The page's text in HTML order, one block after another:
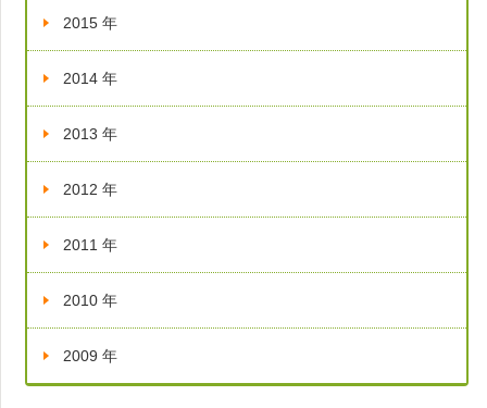
2015 年
2014 年
2013 年
2012 年
2011 年
2010 年
2009 年